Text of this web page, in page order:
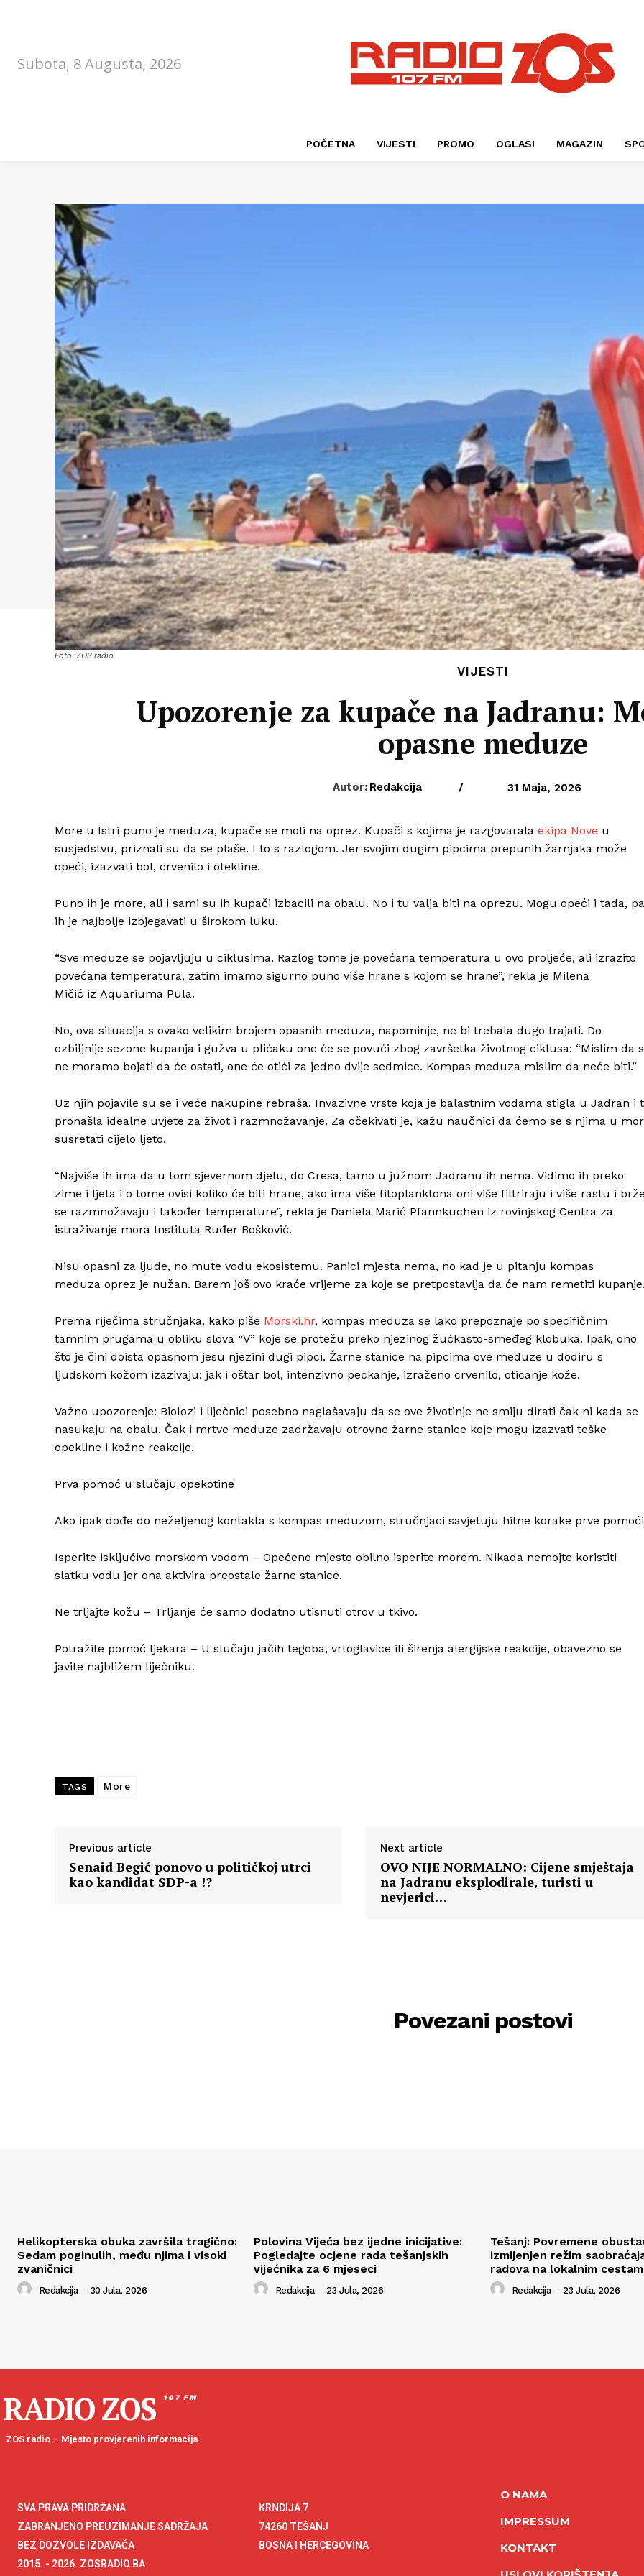
Subota, 8 Augusta, 2026
POČETNA VIJESTI PROMO OGLASI MAGAZIN
Foto: ZOS radio
VIJESTI
Upozorenje za kupače na Jadranu:
opasne meduze
Autor: Redakcija / 31 Maja, 2026
More u Istri puno je meduza, kupače se moli na oprez. Kupači s kojima je razgovarala ekipa Nove u
susjedstvu, priznali su da se plaše. I to s razlogom. Jer svojim dugim pipcima prepunih žarnjaka može
opeći, izazvati bol, crvenilo i otekline.
Puno ih je more, ali i sami su ih kupači izbacili na obalu. No i tu valja biti na oprezu. Mogu opeći i tada, pa
ih je najbolje izbjegavati u širokom luku.
“Sve meduze se pojavljuju u ciklusima. Razlog tome je povećana temperatura u ovo proljeće, ali izrazito
povećana temperatura, zatim imamo sigurno puno više hrane s kojom se hrane”, rekla je Milena
Mičić iz Aquariuma Pula.
No, ova situacija s ovako velikim brojem opasnih meduza, napominje, ne bi trebala dugo trajati. Do
ozbiljnije sezone kupanja i gužva u plićaku one će se povući zbog završetka životnog ciklusa: “Mislim da
ne moramo bojati da će ostati, one će otići za jedno dvije sedmice. Kompas meduza mislim da neće biti.”
Uz njih pojavile su se i veće nakupine rebraša. Invazivne vrste koja je balastnim vodama stigla u Jadran i
pronašla idealne uvjete za život i razmnožavanje. Za očekivati je, kažu naučnici da ćemo se s njima u
susretati cijelo ljeto.
“Najviše ih ima da u tom sjevernom djelu, do Cresa, tamo u južnom Jadranu ih nema. Vidimo ih preko
zime i ljeta i o tome ovisi koliko će biti hrane, ako ima više fitoplanktona oni više filtriraju i više rastu i brže
se razmnožavaju i također temperature”, rekla je Daniela Marić Pfannkuchen iz rovinjskog Centra za
istraživanje mora Instituta Ruđer Bošković.
Nisu opasni za ljude, no mute vodu ekosistemu. Panici mjesta nema, no kad je u pitanju kompas
meduza oprez je nužan. Barem još ovo kraće vrijeme za koje se pretpostavlja da će nam remetiti kupanje.
Prema riječima stručnjaka, kako piše Morski.hr, kompas meduza se lako prepoznaje po specifičnim
tamnim prugama u obliku slova “V” koje se protežu preko njezinog žućkasto-smeđeg klobuka. Ipak, ono
što je čini doista opasnom jesu njezini dugi pipci. Žarne stanice na pipcima ove meduze u dodiru s
ljudskom kožom izazivaju: jak i oštar bol, intenzivno peckanje, izraženo crvenilo, oticanje kože.
Važno upozorenje: Biolozi i liječnici posebno naglašavaju da se ove životinje ne smiju dirati čak ni kada se
nasukaju na obalu. Čak i mrtve meduze zadržavaju otrovne žarne stanice koje mogu izazvati teške
opekline i kožne reakcije.
Prva pomoć u slučaju opekotine
Ako ipak dođe do neželjenog kontakta s kompas meduzom, stručnjaci savjetuju hitne korake prve
Isperite isključivo morskom vodom – Opečeno mjesto obilno isperite morem. Nikada nemojte koristiti
slatku vodu jer ona aktivira preostale žarne stanice.
Ne trljajte kožu – Trljanje će samo dodatno utisnuti otrov u tkivo.
Potražite pomoć ljekara – U slučaju jačih tegoba, vrtoglavice ili širenja alergijske reakcije, obavezno se
javite najbližem liječniku.
TAGS More
Previous article
Senaid Begić ponovo u političkoj utrci
kao kandidat SDP-a !?
Next article
OVO NIJE NORMALNO: Cijene smještaja
na Jadranu eksplodirale, turisti u
nevjerici…
Povezani postovi
Helikopterska obuka završila tragično:
Sedam poginulih, među njima i visoki
zvaničnici
Redakcija - 30 Jula, 2026
Polovina Vijeća bez ijedne inicijative:
Pogledajte ocjene rada tešanjskih
vijećnika za 6 mjeseci
Redakcija - 23 Jula, 2026
Tešanj: Povremene
izmijenjen režim
radova na lokalnim
Redakcija - 23 Jula, 2026
RADIO ZOS 107 FM
ZOS radio – Mjesto provjerenih informacija
SVA PRAVA PRIDRŽANA
ZABRANJENO PREUZIMANJE SADRŽAJA
BEZ DOZVOLE IZDAVAČA
2015. - 2026. ZOSRADIO.BA
KRNDIJA 7
74260 TEŠANJ
BOSNA I HERCEGOVINA
O NAMA
IMPRESSUM
KONTAKT